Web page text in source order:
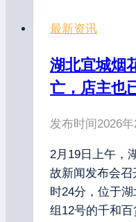
最新资讯
湖北宜城烟
亡，店主也
发布时间2026
2月19日上午，
故新闻发布会
时24分，位于
组12号的千和百